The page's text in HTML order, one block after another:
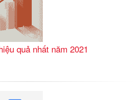
quả nhất năm 2021